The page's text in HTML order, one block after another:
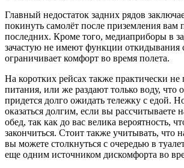
Главный недостаток задних рядов
покинуть самолёт после приземления вам
последних. Кроме того, медиаприборы в
зачастую не имеют функции откидывания
ограничивает комфорт во время полета.
На коротких рейсах также практически не
питания, или же раздают только воду, что
придется долго ожидать тележку с едой.
оказаться долгим, если вы рассчитываете
обед, так как до вас велика вероятность,
закончиться. Стоит также учитывать, что
вы можете столкнуться с очередью в
еще одним источником дискомфорта во